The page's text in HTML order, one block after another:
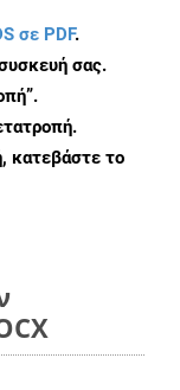
σε PDF.
σας.
.
κατεβάστε το